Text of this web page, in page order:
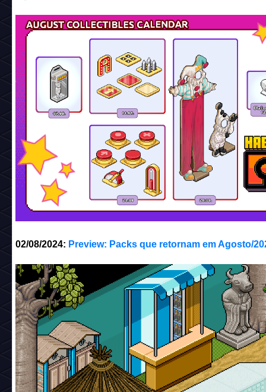
02/08/2024: Preview: Packs que retornam em Agosto/